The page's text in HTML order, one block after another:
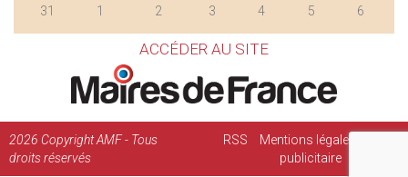
31
1 2 3 4 5 6
ACCÉDER AU SITE
2026 Copyright AMF - Tous
droits réservés
RSS Mentions légales
publicitaire